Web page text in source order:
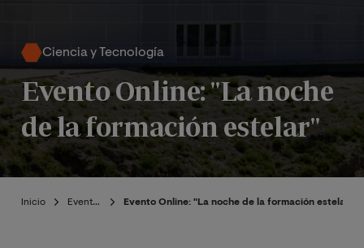
Ciencia y Tecnología
Evento Online: "La noche
de la formación estelar"
Inicio Eventos Evento Online: "La noche de la formación estelar"